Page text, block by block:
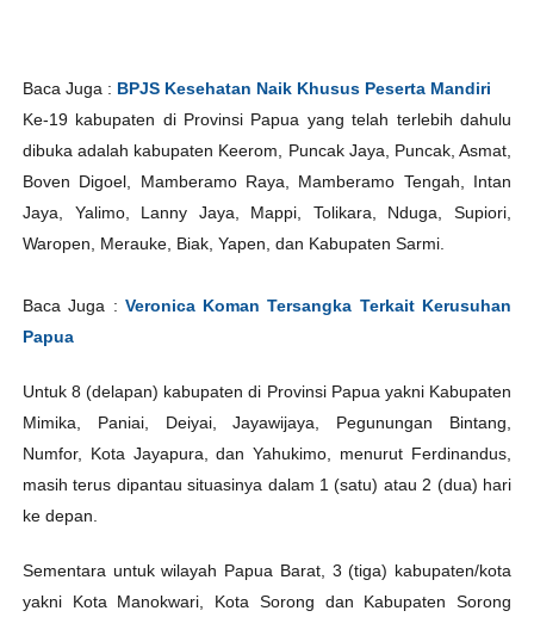
Baca Juga : BPJS Kesehatan Naik Khusus Peserta Mandiri
Ke-19 kabupaten di Provinsi Papua yang telah terlebih dahulu
dibuka adalah kabupaten Keerom, Puncak Jaya, Puncak, Asmat,
Boven Digoel, Mamberamo Raya, Mamberamo Tengah, Intan
Jaya, Yalimo, Lanny Jaya, Mappi, Tolikara, Nduga, Supiori,
Waropen, Merauke, Biak, Yapen, dan Kabupaten Sarmi.
Baca Juga : Veronica Koman Tersangka Terkait Kerusuhan
Papua
Untuk 8 (delapan) kabupaten di Provinsi Papua yakni Kabupaten
Mimika, Paniai, Deiyai, Jayawijaya, Pegunungan Bintang,
Numfor, Kota Jayapura, dan Yahukimo, menurut Ferdinandus,
masih terus dipantau situasinya dalam 1 (satu) atau 2 (dua) hari
ke depan.
Sementara untuk wilayah Papua Barat, 3 (tiga) kabupaten/kota
yakni Kota Manokwari, Kota Sorong dan Kabupaten Sorong